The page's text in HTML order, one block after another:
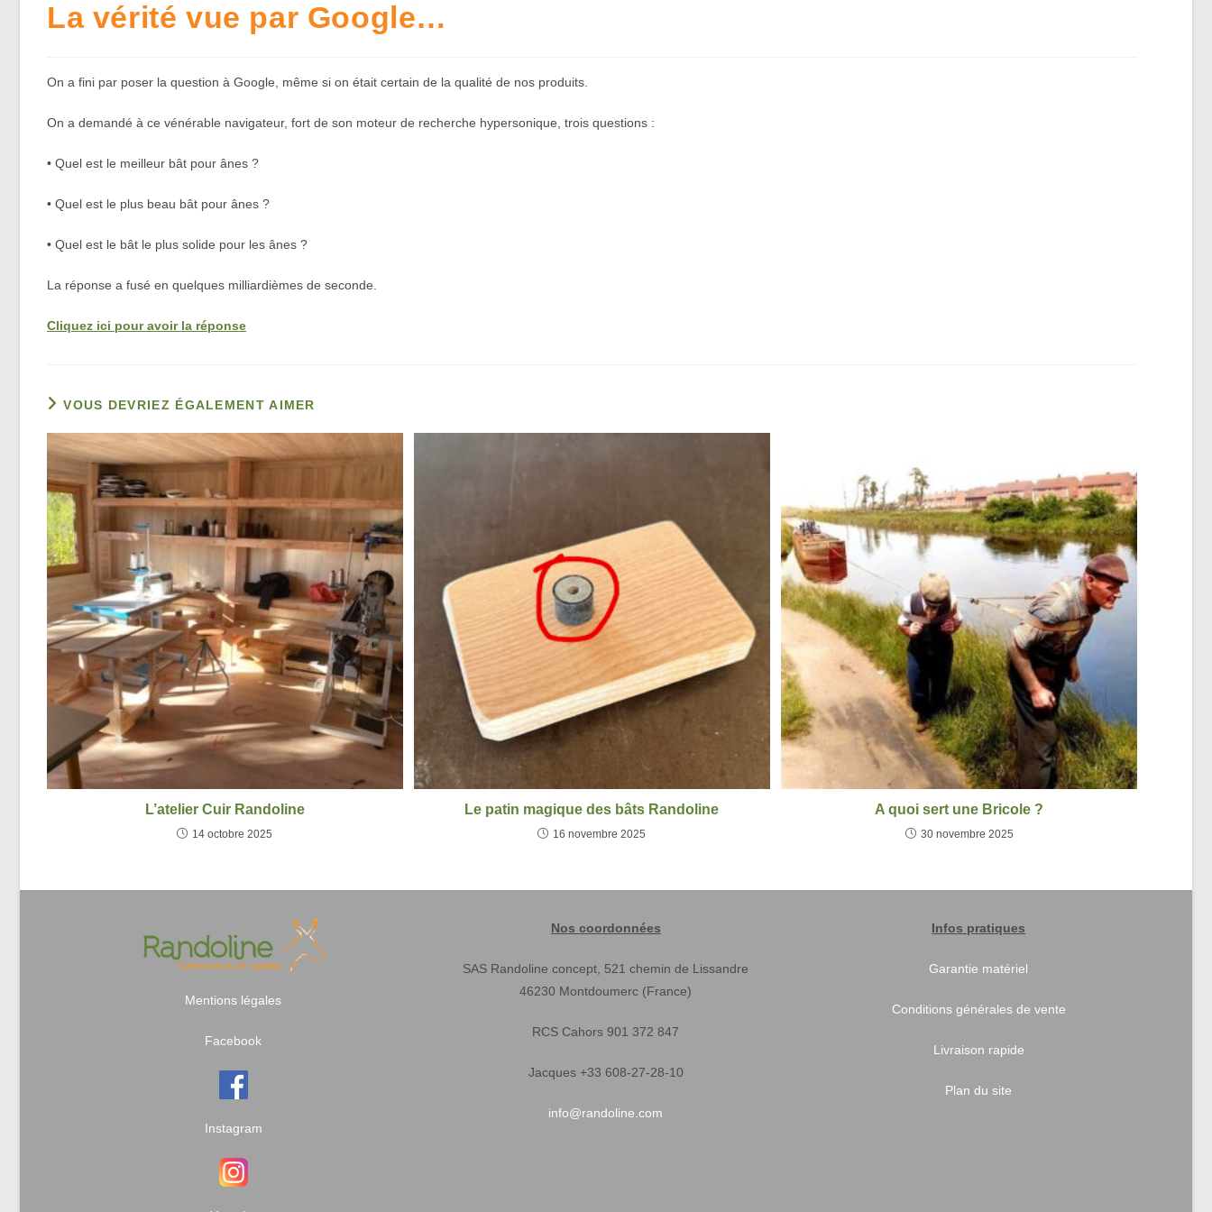
La vérité vue par Google…
On a fini par poser la question à Google, même si on était certain de la qualité de nos produits.
On a demandé à ce vénérable navigateur, fort de son moteur de recherche hypersonique, trois questions :
• Quel est le meilleur bât pour ânes ?
• Quel est le plus beau bât pour ânes ?
• Quel est le bât le plus solide pour les ânes ?
La réponse a fusé en quelques milliardièmes de seconde.
Cliquez ici pour avoir la réponse
VOUS DEVRIEZ ÉGALEMENT AIMER
L’atelier Cuir Randoline
14 octobre 2025
Le patin magique des bâts Randoline
16 novembre 2025
A quoi sert une Bricole ?
30 novembre 2025
Mentions légales
Facebook
Instagram
Nos coordonnées
SAS Randoline concept, 521 chemin de Lissandre
46230 Montdoumerc (France)
RCS Cahors 901 372 847
Jacques +33 608-27-28-10
info@randoline.com
Infos pratiques
Garantie matériel
Conditions générales de vente
Livraison rapide
Plan du site